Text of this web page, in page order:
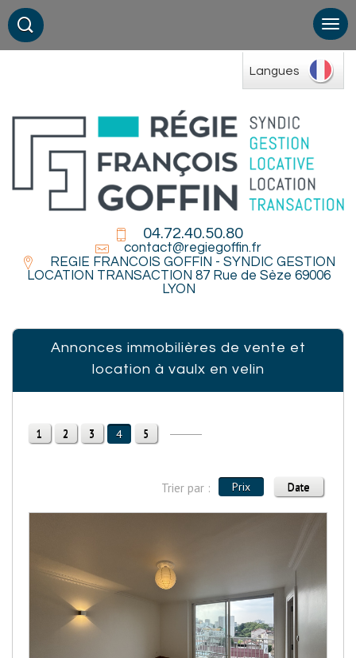
Langues
04.72.40.50.80
contact@regiegoffin.fr
REGIE FRANCOIS GOFFIN - SYNDIC GESTION
LOCATION TRANSACTION 87 Rue de Sèze 69006
LYON
Annonces immobilières de vente et
location à vaulx en velin
1 2 3 4 5
Trier par : Prix Date